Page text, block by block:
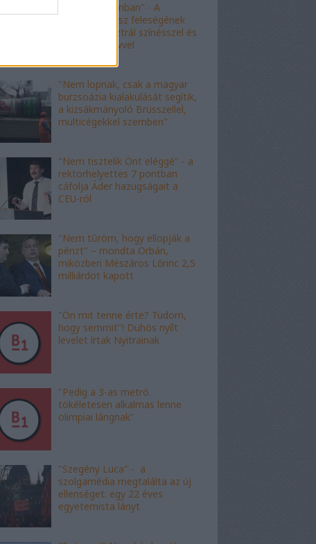
"nem kishazánban" - A
fideszes borász feleségének
esete az ausztrál színésszel és
az angol nyelvvel
"Nem lopnak, csak a magyar
burzsoázia kialakulását segítik,
a kizsákmányoló Brüsszellel,
multicégekkel szemben"
"Nem tisztelik Önt eléggé" - a
rektorhelyettes 7 pontban
cáfolja Áder hazugságait a
CEU-ról
"Nem tűröm, hogy ellopják a
pénzt" – mondta Orbán,
miközben Mészáros Lőrinc 2,5
milliárdot kapott
"Ön mit tenne érte? Tudom,
hogy semmit"! Dühös nyílt
levelet írtak Nyitrainak
"Pedig a 3-as metró
tökéletesen alkalmas lenne
olimpiai lángnak"
"Szegény Luca" - a
szolgamédia megtalálta az új
ellenséget: egy 22 éves
egyetemista lányt